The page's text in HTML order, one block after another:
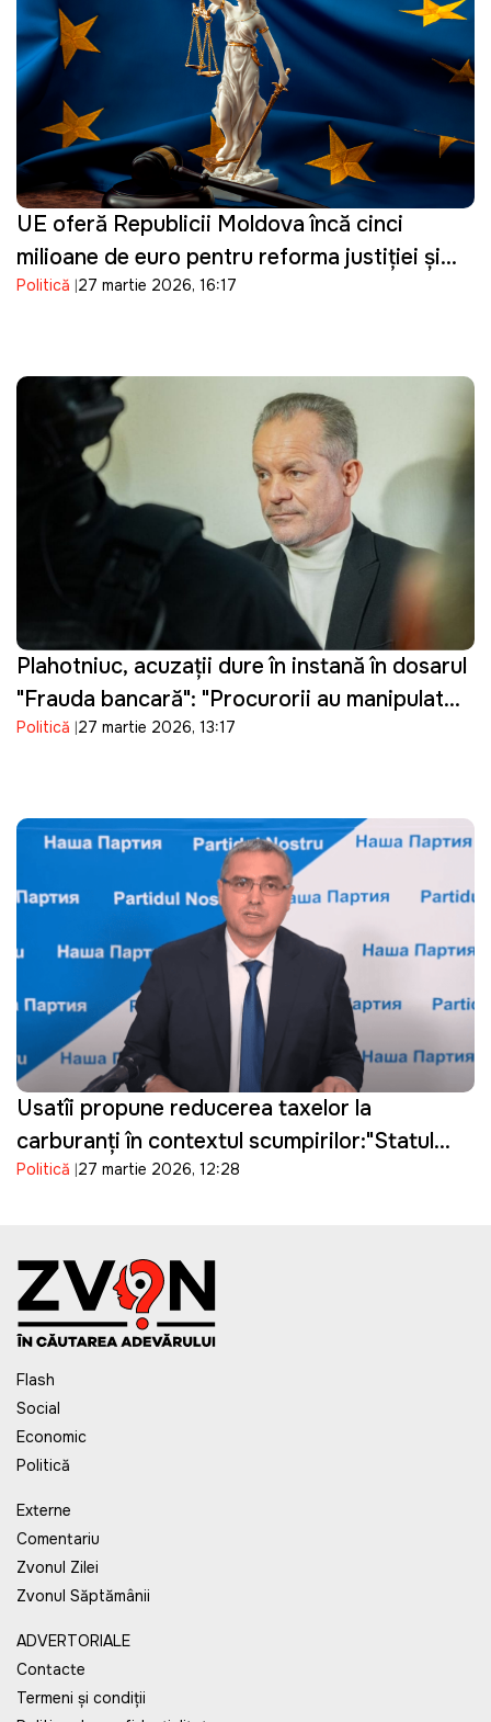
UE oferă Republicii Moldova încă cinci
milioane de euro pentru reforma justiției și
consolidarea procesului de vetting
Politică 27 martie 2026, 16:17
Plahotniuc, acuzații dure în instanță în dosarul
"Frauda bancară": "Procurorii au manipulat
probele"
Politică 27 martie 2026, 13:17
Usatîi propune reducerea taxelor la
carburanți în contextul scumpirilor:"Statul
câștigă, oamenii suferă"
Politică 27 martie 2026, 12:28
Flash
Social
Economic
Politică
Externe
Comentariu
Zvonul Zilei
Zvonul Săptămânii
ADVERTORIALE
Contacte
Termeni și condiții